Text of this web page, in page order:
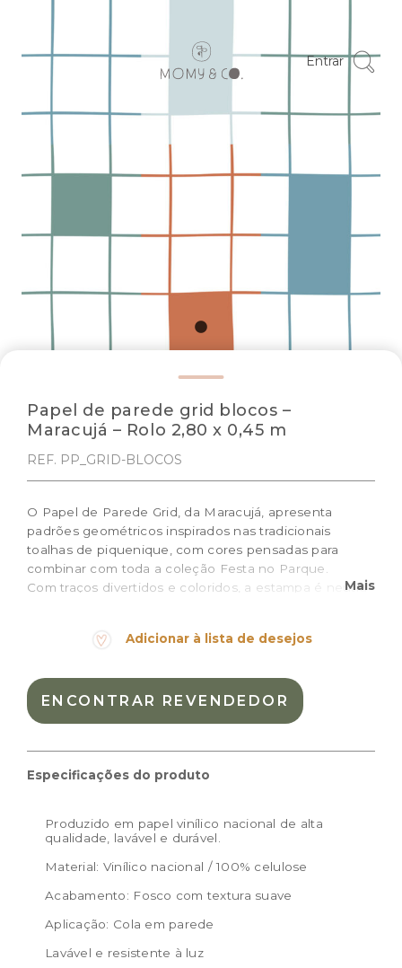
Entrar
Papel de parede grid blocos –
Maracujá – Rolo 2,80 x 0,45 m
REF. PP_GRID-BLOCOS
O Papel de Parede Grid, da Maracujá, apresenta
padrões geométricos inspirados nas tradicionais
toalhas de piquenique, com cores pensadas para
combinar com toda a coleção Festa no Parque.
Com traços divertidos e coloridos, a estampa é neutra
Materiais:
Peso:
Dimensões do produto: 0,45 m × 2,80 m
Mais
Adicionar à lista de desejos
ENCONTRAR REVENDEDOR
Especificações do produto
Produzido em papel vinílico nacional de alta
qualidade, lavável e durável.
Material: Vinílico nacional / 100% celulose
Acabamento: Fosco com textura suave
Aplicação: Cola em parede
Lavável e resistente à luz